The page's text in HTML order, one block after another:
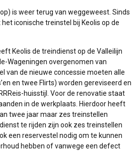
is weer terug van weggeweest. Sinds
iconische treinstel bij Keolis op de
Keolis de treindienst op de Valleilijn
Wageningen overgenomen van
van de nieuwe concessie moeten alle
en twee Flirts) worden gereviseerd en
huisstijl. Voor de renovatie staat
in de werkplaats. Hierdoor heeft
twee jaar maar zes treinstellen
te rijden zijn ook zes treinstellen
een reservestel nodig om te kunnen
hebben of vanwege een defect